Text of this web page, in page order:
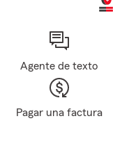
Agente de texto
Pagar una factura